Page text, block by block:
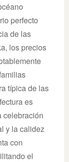
perfecto
de las
los precios
típica de las
es
celebración
y la calidez
con
el